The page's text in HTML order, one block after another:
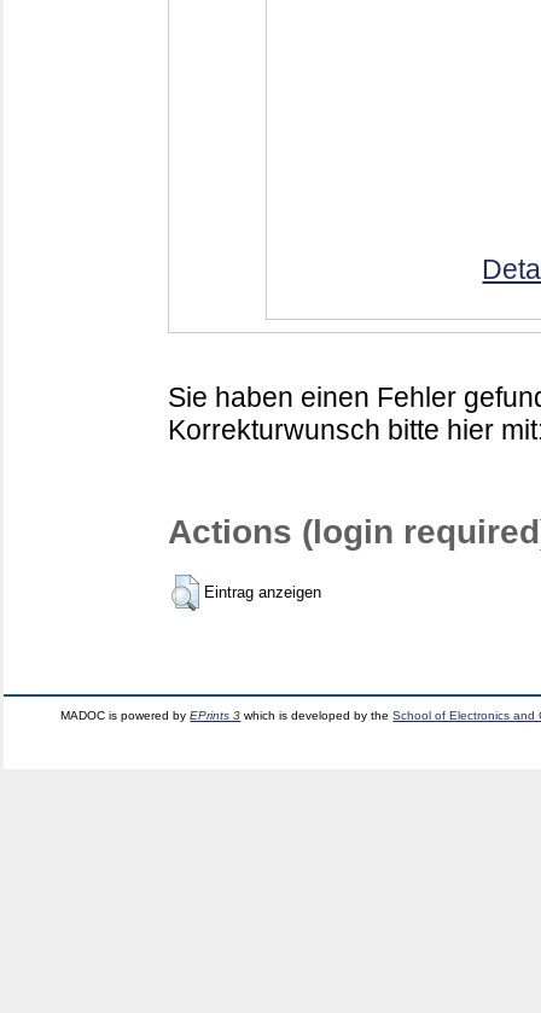
Sie haben einen Fehler
Korrekturwunsch bitte hier
Actions (login
Eintrag anzeigen
MADOC is powered byEPrints 3 which is developed by theSchool of Electronics and